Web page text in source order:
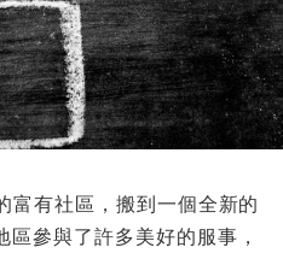
富有社區，搬到一個全新的
參與了許多美好的服事，